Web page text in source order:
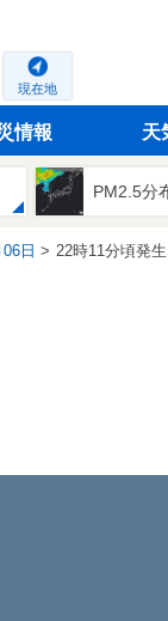
現在地
情報 天
PM2.5分
日 22時11分頃発